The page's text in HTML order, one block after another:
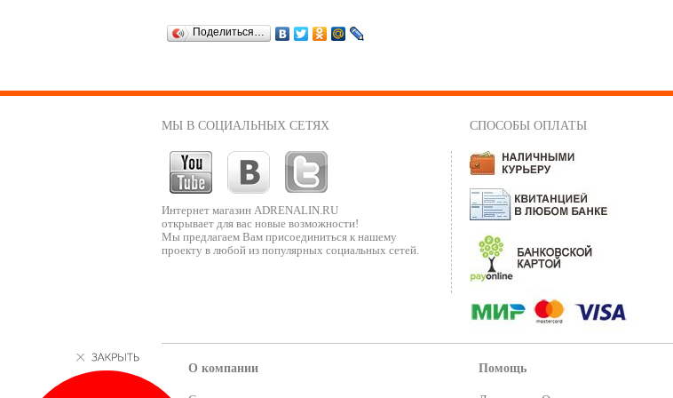
Поделиться…
МЫ В СОЦИАЛЬНЫХ СЕТЯХ
Интернет магазин ADRENALIN.RU
открывает для вас новые возможности!
Мы предлагаем Вам присоединиться к нашему
проекту в любой из популярных социальных сетей.
СПОСОБЫ ОПЛАТЫ
О компании Помощь